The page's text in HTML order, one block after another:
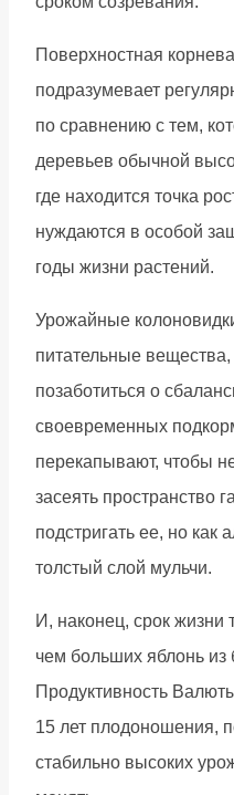
Поверхностная
подразумевает
по сравнению с тем,
деревьев обычной
где находится точка
нуждаются в особой
годы жизни растений.
Урожайные
питательные вещества,
позаботиться о
своевременных
перекапывают, чтобы
засеять пространство
подстригать ее, но как
толстый слой мульчи.
И, наконец, срок жизни
чем больших яблонь из
Продуктивность
15 лет плодоношения,
стабильно высоких